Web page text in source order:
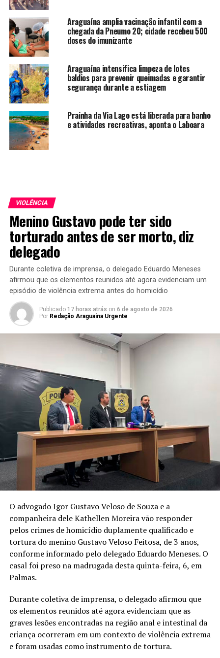
Araguaína amplia vacinação infantil com a
chegada da Pneumo 20; cidade recebeu 500
doses do imunizante
Araguaína intensifica limpeza de lotes
baldios para prevenir queimadas e garantir
segurança durante a estiagem
Prainha da Via Lago está liberada para banho
e atividades recreativas, aponta o Laboara
VIOLÊNCIA
Menino Gustavo pode ter sido
torturado antes de ser morto, diz
delegado
Durante coletiva de imprensa, o delegado Eduardo Meneses
afirmou que os elementos reunidos até agora evidenciam um
episódio de violência extrema antes do homicídio
Publicado 17 horas atrás on 6 de agosto de 2026
Por Redação Araguaina Urgente
O advogado Igor Gustavo Veloso de Souza e a
companheira dele Kathellen Moreira vão responder
pelos crimes de homicídio duplamente qualificado e
tortura do menino Gustavo Veloso Feitosa, de 3 anos,
conforme informado pelo delegado Eduardo Meneses. O
casal foi preso na madrugada desta quinta-feira, 6, em
Palmas.
Durante coletiva de imprensa, o delegado afirmou que
os elementos reunidos até agora evidenciam que as
graves lesões encontradas na região anal e intestinal da
criança ocorreram em um contexto de violência extrema
e foram usadas como instrumento de tortura.